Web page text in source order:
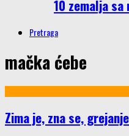
10 zemalja sa
Pretraga
mačka ćebe
Zima je, zna se,